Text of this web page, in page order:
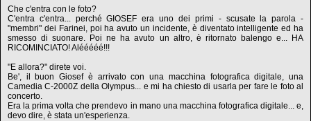
Che c'entra con le foto?
C'entra c'entra... perché GIOSEF era uno dei primi - scusate la parola -
"membri" dei Farinei, poi ha avuto un incidente, è diventato intelligente ed ha
smesso di suonare. Poi ne ha avuto un altro, è ritornato balengo e... HA
RICOMINCIATO! Alééééé!!!
"E allora?" direte voi.
Be', il buon Giosef è arrivato con una macchina fotografica digitale, una
Camedia C-2000Z della Olympus... e mi ha chiesto di usarla per fare le foto al
concerto.
Era la prima volta che prendevo in mano una macchina fotografica digitale... e,
devo dire, è stata un'esperienza.